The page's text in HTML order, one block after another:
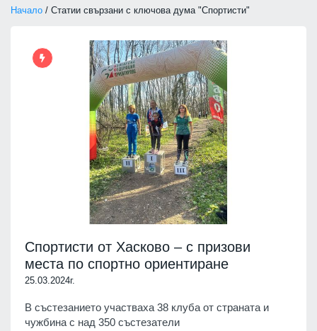
Начало / Статии свързани с ключова дума "Спортисти"
Спортисти от Хасково – с призови
места по спортно ориентиране
25.03.2024г.
В състезанието участваха 38 клуба от страната и
чужбина с над 350 състезатели